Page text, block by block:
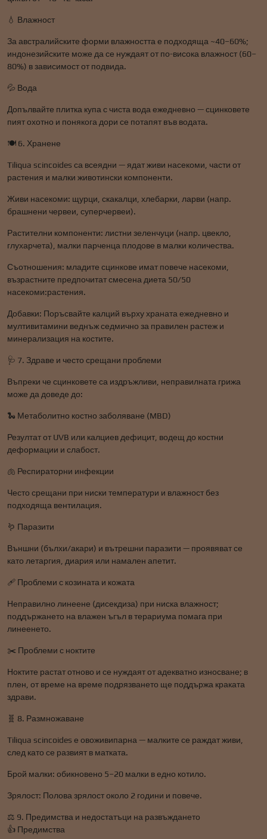
💧 Влажност
За австралийските форми влажността е подходяща ~40–60%;
индонезийските може да се нуждаят от по-висока влажност (60–
80%) в зависимост от подвида.
💦 Вода
Допълвайте плитка купа с чиста вода ежедневно — сцинковете
пият охотно и понякога дори се потапят във водата.
🍽️ 6. Хранене
Tiliqua scincoides са всеядни — ядат живи насекоми, части от
растения и малки животински компоненти.
Живи насекоми: щурци, скакалци, хлебарки, ларви (напр.
брашнени червеи, суперчервеи).
Растителни компоненти: листни зеленчуци (напр. цвекло,
глухарчета), малки парченца плодове в малки количества.
Съотношения: младите сцинкове имат повече насекоми,
възрастните предпочитат смесена диета 50/50
насекоми:растения.
Добавки: Поръсвайте калций върху храната ежедневно и
мултивитамини веднъж седмично за правилен растеж и
минерализация на костите.
🩺 7. Здраве и често срещани проблеми
Въпреки че сцинковете са издръжливи, неправилната грижа
може да доведе до:
🐍 Метаболитно костно заболяване (MBD)
Резултат от UVB или калциев дефицит, водещ до костни
деформации и слабост.
🫁 Респираторни инфекции
Често срещани при ниски температури и влажност без
подходяща вентилация.
🪱 Паразити
Външни (бълхи/акари) и вътрешни паразити — проявяват се
като летаргия, диария или намален апетит.
🩹 Проблеми с козината и кожата
Неправилно линеене (дисекдиза) при ниска влажност;
поддържането на влажен ъгъл в терариума помага при
линеенето.
✂️ Проблеми с ноктите
Ноктите растат отново и се нуждаят от адекватно износване; в
плен, от време на време подрязването ще поддържа краката
здрави.
🧬 8. Размножаване
Tiliqua scincoides е овоживипарна — малките се раждат живи,
след като се развият в матката.
Брой малки: обикновено 5–20 малки в едно котило.
Зрялост: Полова зрялост около 2 години и повече.
⚖️ 9. Предимства и недостатъци на развъждането
👍 Предимства